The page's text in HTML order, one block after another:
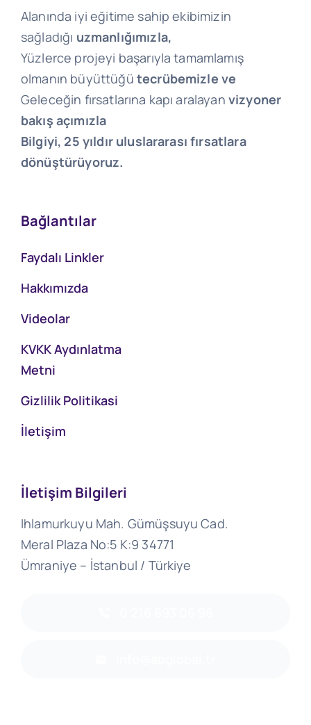
Alanında iyi eğitime sahip ekibimizin
sağladığı uzmanlığımızla,
Yüzlerce projeyi başarıyla tamamlamış
olmanın büyüttüğü tecrübemizle ve
Geleceğin fırsatlarına kapı aralayan vizyoner
bakış açımızla
Bilgiyi, 25 yıldır uluslararası fırsatlara
dönüştürüyoruz.
Bağlantılar
Faydalı Linkler
Hakkımızda
Videolar
KVKK Aydınlatma
Metni
Gizlilik Politikasi
İletişim
İletişim Bilgileri
Ihlamurkuyu Mah. Gümüşsuyu Cad.
Meral Plaza No:5 K:9 34771
Ümraniye – İstanbul / Türkiye